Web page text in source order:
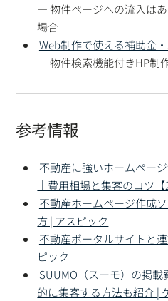
— 物件ページへの流入は
場合
Web制作で使える補助金
— 物件検索機能付きHP制
参考情報
不動産に強いホームペー
｜費用相場と集客のコツ
不動産ホームページ作成
方 | アスピック
不動産ポータルサイトと
ピック
SUUMO（スーモ）の掲
的に集客する方法も紹介 |